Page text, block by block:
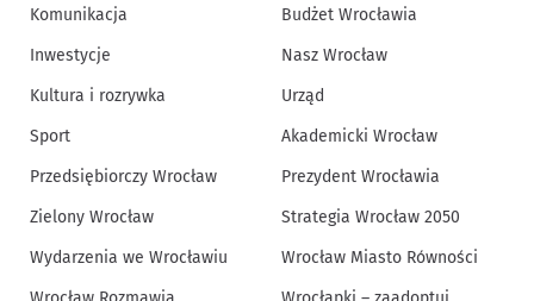
Komunikacja
Inwestycje
Kultura i rozrywka
Sport
Przedsiębiorczy Wrocław
Zielony Wrocław
Wydarzenia we Wrocławiu
Budżet Wrocławia
Nasz Wrocław
Urząd
Akademicki Wrocław
Prezydent Wrocławia
Strategia Wrocław 2050
Wrocław Miasto Równości